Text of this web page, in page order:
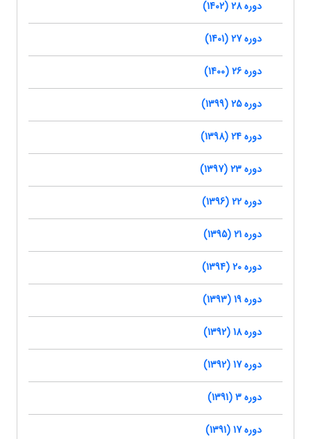
دوره 28 (1402)
دوره 27 (1401)
دوره 26 (1400)
دوره 25 (1399)
دوره 24 (1398)
دوره 23 (1397)
دوره 22 (1396)
دوره 21 (1395)
دوره 20 (1394)
دوره 19 (1393)
دوره 18 (1392)
دوره 17 (1392)
دوره 3 (1391)
دوره 17 (1391)